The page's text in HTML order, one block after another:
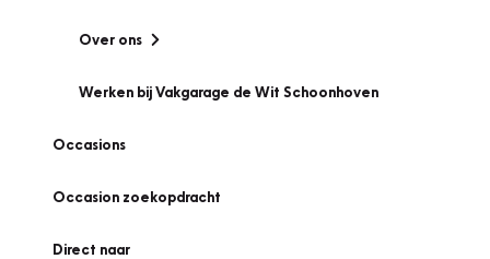
Over ons
Werken bij Vakgarage de Wit Schoonhoven
Occasions
Occasion zoekopdracht
Direct naar